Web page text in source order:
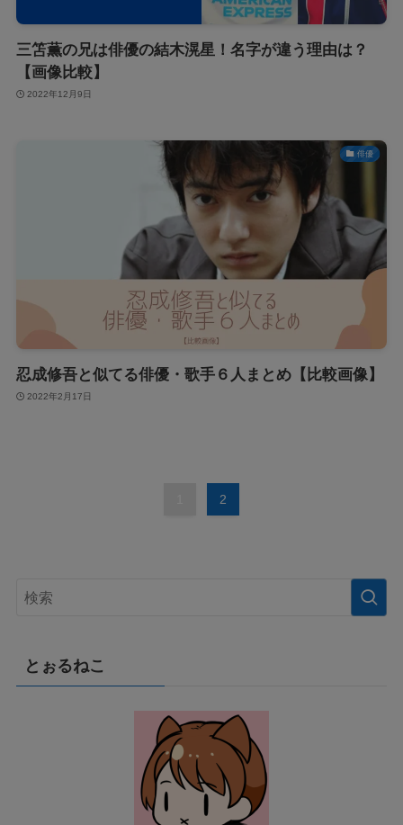
三笘薫の兄は俳優の結木滉星！名字が違う理由は？
【画像比較】
2022年12月9日
俳優
忍成修吾と似てる俳優・歌手６人まとめ【比較画像】
2022年2月17日
2
とぉるねこ